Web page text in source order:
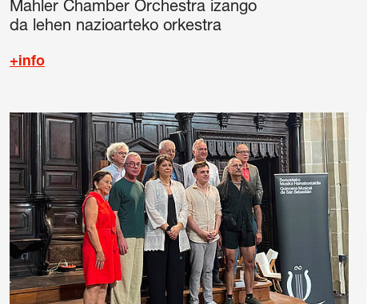
Mahler Chamber Orchestra izango
da lehen nazioarteko orkestra
+info